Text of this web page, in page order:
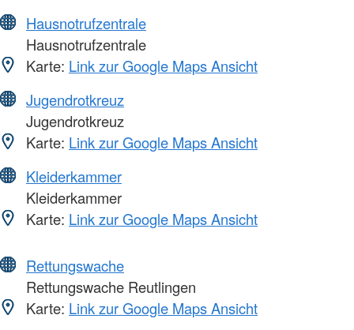
Hausnotrufzentrale
Hausnotrufzentrale
Karte: Link zur Google Maps Ansicht
Jugendrotkreuz
Jugendrotkreuz
Karte: Link zur Google Maps Ansicht
Kleiderkammer
Kleiderkammer
Karte: Link zur Google Maps Ansicht
Rettungswache
Rettungswache Reutlingen
Karte: Link zur Google Maps Ansicht